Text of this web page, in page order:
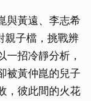
與黃遠、李志希
親子檔，挑戰辨
一招冷靜分析，
被黃仲崑的兒子
，彼此間的火花